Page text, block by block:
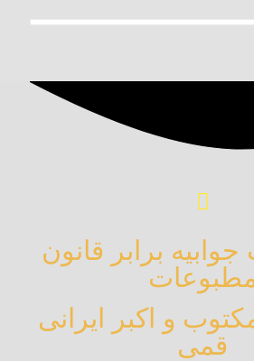
برابر قانون
و اکبر ایرانی
قمی